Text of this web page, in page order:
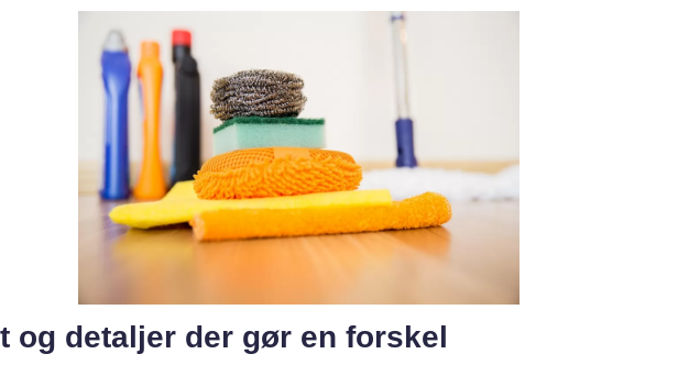
og detaljer der gør en forskel